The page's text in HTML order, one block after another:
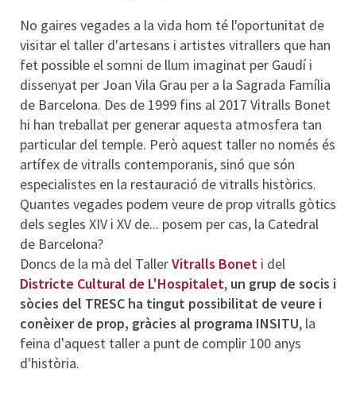
No gaires vegades a la vida hom té l'oportunitat de
visitar el taller d'artesans i artistes vitrallers que han
fet possible el somni de llum imaginat per Gaudí i
dissenyat per Joan Vila Grau per a la Sagrada Família
de Barcelona. Des de 1999 fins al 2017 Vitralls Bonet
hi han treballat per generar aquesta atmosfera tan
particular del temple. Però aquest taller no només és
artífex de vitralls contemporanis, sinó que són
especialistes en la restauració de vitralls històrics.
Quantes vegades podem veure de prop vitralls gòtics
dels segles XIV i XV de... posem per cas, la Catedral
de Barcelona?
Doncs de la mà del TallerVitralls Bonet i del
Districte Cultural de L'Hospitalet, un grup de socis i
sòcies del TRESC ha tingut possibilitat de veure i
conèixer de prop, gràcies al programa INSITU, la
feina d'aquest taller a punt de complir 100 anys
d'història.